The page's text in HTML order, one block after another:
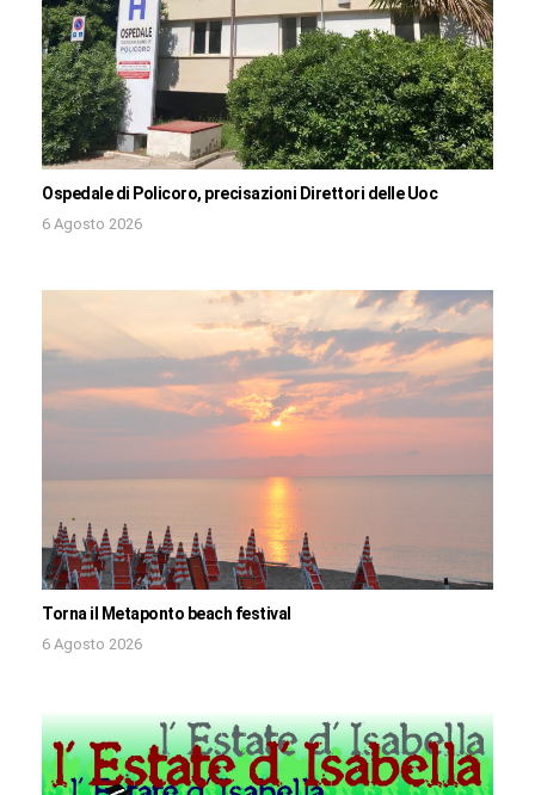
Ospedale di Policoro, precisazioni Direttori delle Uoc
6 Agosto 2026
Torna il Metaponto beach festival
6 Agosto 2026